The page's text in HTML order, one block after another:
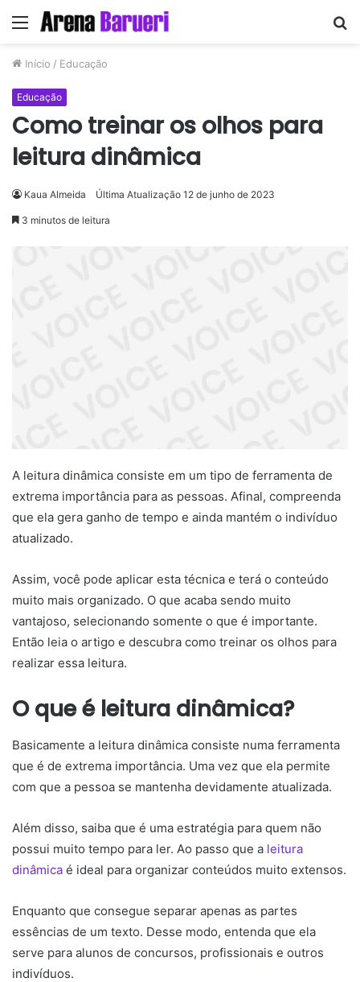
Menu
Início / Educação
Educação
Como treinar os olhos para
leitura dinâmica
Kaua Almeida Última Atualização 12 de junho de 2023
3 minutos de leitura
A leitura dinâmica consiste em um tipo de ferramenta de
extrema importância para as pessoas. Afinal, compreenda
que ela gera ganho de tempo e ainda mantém o indivíduo
atualizado.
Assim, você pode aplicar esta técnica e terá o conteúdo
muito mais organizado. O que acaba sendo muito
vantajoso, selecionando somente o que é importante.
Então leia o artigo e descubra como treinar os olhos para
realizar essa leitura.
O que é leitura dinâmica?
Basicamente a leitura dinâmica consiste numa ferramenta
que é de extrema importância. Uma vez que ela permite
com que a pessoa se mantenha devidamente atualizada.
Além disso, saiba que é uma estratégia para quem não
possui muito tempo para ler. Ao passo que a leitura
dinâmica é ideal para organizar conteúdos muito extensos.
Enquanto que consegue separar apenas as partes
essências de um texto. Desse modo, entenda que ela
serve para alunos de concursos, profissionais e outros
indivíduos.